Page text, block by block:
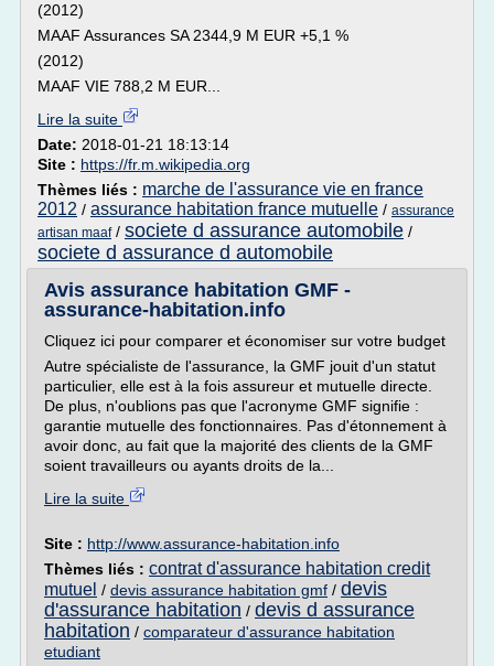
(2012)
MAAF Assurances SA 2344,9 M EUR +5,1 %
(2012)
MAAF VIE 788,2 M EUR...
Lire la suite
Date: 2018-01-21 18:13:14
Site : https://fr.m.wikipedia.org
Thèmes liés : marche de l'assurance vie en france
2012 / assurance habitation france mutuelle / assurance
artisan maaf/ societe d assurance automobile /
societe d assurance d automobile
Avis assurance habitation GMF -
assurance-habitation.info
Cliquez ici pour comparer et économiser sur votre budget
Autre spécialiste de l'assurance, la GMF jouit d'un statut
particulier, elle est à la fois assureur et mutuelle directe.
De plus, n'oublions pas que l'acronyme GMF signifie :
garantie mutuelle des fonctionnaires. Pas d'étonnement à
avoir donc, au fait que la majorité des clients de la GMF
soient travailleurs ou ayants droits de la...
Lire la suite
Site : http://www.assurance-habitation.info
Thèmes liés : contrat d'assurance habitation credit
mutuel / devis assurance habitation gmf / devis
d'assurance habitation / devis d assurance
habitation / comparateur d'assurance habitation
etudiant